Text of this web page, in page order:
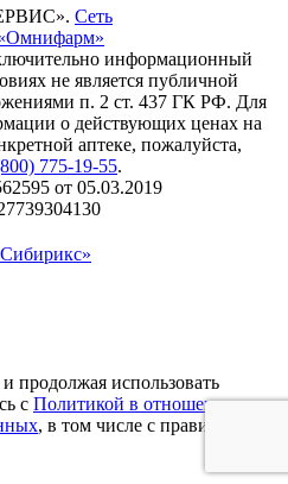
Сеть
информационный
не является публичной
п. 2 ст. 437 ГК РФ. Для
о действующих ценах на
аптеке, пожалуйста,
775-19-55.
от 05.03.2019
продолжая использовать
с Политикой в отношении
, в том числе с правилами